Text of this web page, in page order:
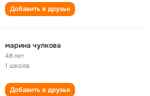
Добавить в друзья
марина чулкова
48 лет
1 школа
Добавить в друзья